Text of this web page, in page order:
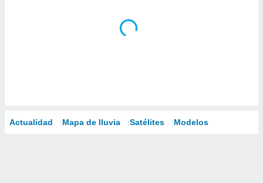
Actualidad Mapa de lluvia Satélites Modelos